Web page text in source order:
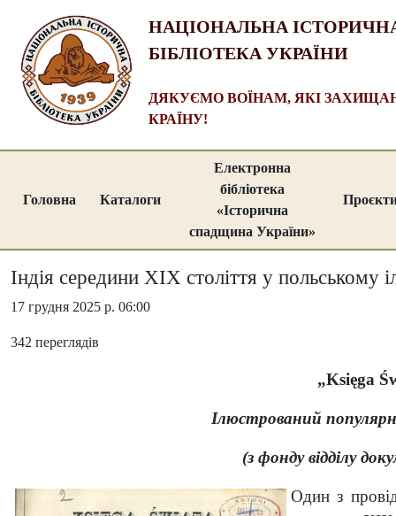
НАЦІОНАЛЬНА
БІБЛІОТЕКА УКРАЇНИ
ДЯКУЄМО ВОЇНАМ, ЯКІ
КРАЇНУ!
Головна Каталоги
Електронна
бібліотека
«Історична
спадщина України»
Індія середини XIX століття у
17 грудня 2025 р. 06:00
342 переглядів
„Księga
Ілюстрований
(з фонду відділу
Один з